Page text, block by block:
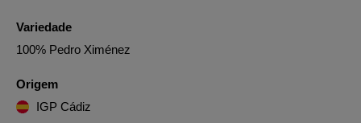
Variedade
100% Pedro Ximénez
Origem
IGP Cádiz